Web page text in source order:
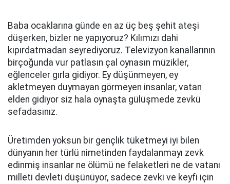
Baba ocaklarına günde en az üç beş şehit ateşi
düşerken, bizler ne yapıyoruz? Kılımızı dahi
kıpırdatmadan seyrediyoruz. Televizyon kanallarının
birçoğunda vur patlasın çal oynasın müzikler,
eğlenceler gırla gidiyor. Ey düşünmeyen, ey
akletmeyen duymayan görmeyen insanlar, vatan
elden gidiyor siz hala oynaşta gülüşmede zevkü
sefadasınız.
Üretimden yoksun bir gençlik tüketmeyi iyi bilen
dünyanın her türlü nimetinden faydalanmayı zevk
edinmiş insanlar ne ölümü ne felaketleri ne de vatanı
milleti devleti düşünüyor, sadece zevki ve keyfi için